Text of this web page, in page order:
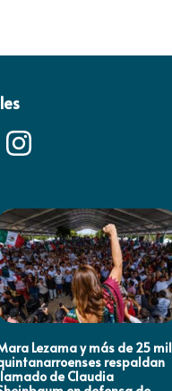
Lezama y más de 25 mil
respaldan
de Claudia